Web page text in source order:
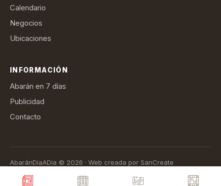
Calendario
Negocios
Ubicaciones
INFORMACIÓN
Abarán en 7 días
Publicidad
Contacto
AbaránDíaADía © 2026 · Web creada por SanCreate
Términos de suscripción